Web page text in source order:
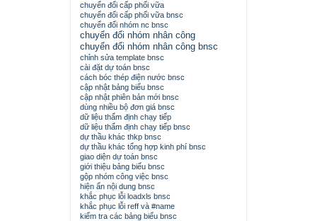
chuyển đổi cấp phối vữa
chuyển đổi cấp phối vữa bnsc
chuyển đổi nhóm nc bnsc
chuyển đổi nhóm nhân công
chuyển đổi nhóm nhân công bnsc
chỉnh sửa template bnsc
cài đặt dự toán bnsc
cách bóc thép điện nước bnsc
cập nhật bảng biểu bnsc
cập nhật phiên bản mới bnsc
dùng nhiều bộ đơn giá bnsc
dữ liệu thẩm định chạy tiếp
dữ liệu thẩm định chạy tiếp bnsc
dự thầu khác thkp bnsc
dự thầu khác tổng hợp kinh phí bnsc
giao diện dự toán bnsc
giới thiệu bảng biểu bnsc
gộp nhóm công việc bnsc
hiện ẩn nội dung bnsc
khắc phục lỗi loadxls bnsc
khắc phục lỗi reff và #name
kiểm tra các bảng biểu bnsc